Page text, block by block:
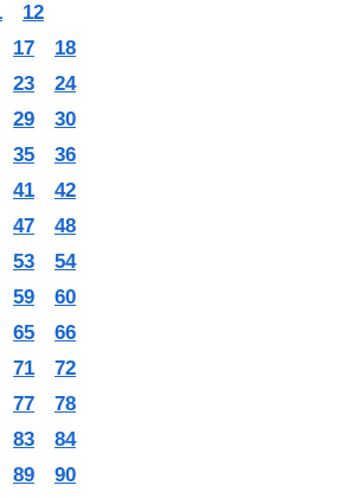
12
17
18
23
24
29
30
35
36
41
42
47
48
53
54
59
60
65
66
71
72
77
78
83
84
89
90